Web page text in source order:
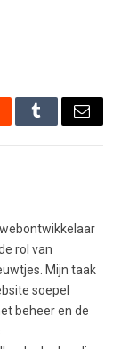
TumblrEmail
webontwikkelaar
rol van
Mijn taak
soepel
beheer en de